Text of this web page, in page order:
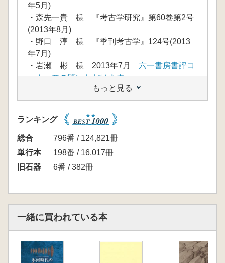
年5月)
・森先一貴 様 『考古学研究』第60巻第2号
(2013年8月)
・野口 淳 様 『季刊考古学』124号(2013
年7月)
・岩瀬 彬 様 2013年7月 六一書房書評コ
ーナーでご覧いただけます
<後期旧石器時代前半期研究に関する南関東武
蔵野台地からの展望>
後期旧石器時代が開始したおよそ4万年前は,
アフリカで誕生した我々の直接の祖先である解
剖学的現代人が旧世界の各地に拡散した時期で
あり、現代人的行動と呼ばれる行動面における
コミュニケーション能力を基礎とする革新的な
究が展開されている。本書では,そうした研究
動向を踏まえ,道具資源利用という観点から,日
もっと見る
ランキング
総合
796番 / 124,821冊
単行本
198番 / 16,017冊
旧石器
6番 / 382冊
一緒に買われている本